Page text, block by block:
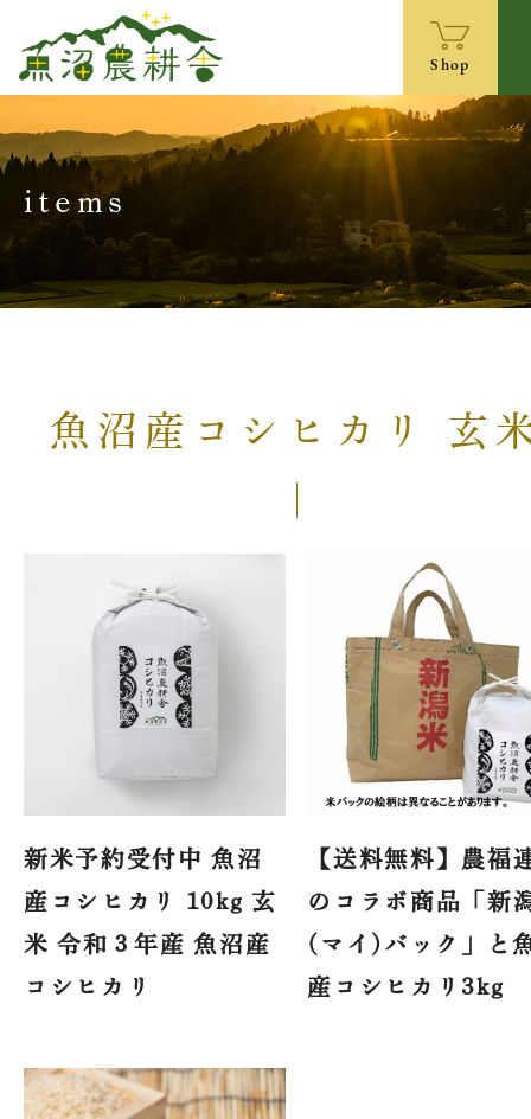
Shop
items
魚沼産コシヒカリ 玄
新米予約受付中 魚沼
産コシヒカリ 10kg 玄
米 令和３年産 魚沼産
コシヒカリ
【送料無料】農福
のコラボ商品「新
(マイ)バック」と
産コシヒカリ3kg